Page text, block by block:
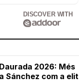
DISCOVER WITH
2026: Més
Sánchez com a elit